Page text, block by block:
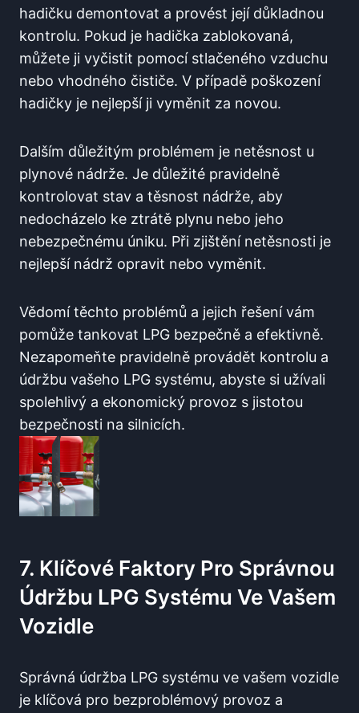
‍hadičku demontovat a provést její důkladnou
kontrolu. Pokud je hadička​ zablokovaná,
můžete​ ji vyčistit pomocí stlačeného vzduchu
nebo vhodného čističe. V případě poškození
hadičky je nejlepší ji vyměnit za novou.
Dalším důležitým problémem je netěsnost⁤ u
plynové nádrže. Je důležité pravidelně
kontrolovat‌ stav a těsnost nádrže, aby
⁤nedocházelo ke ztrátě plynu nebo jeho
nebezpečnému úniku. Při zjištění netěsnosti je
nejlepší nádrž ‍opravit nebo vyměnit.
Vědomí těchto problémů a jejich řešení vám
pomůže tankovat LPG bezpečně a efektivně.
Nezapomeňte ‌pravidelně provádět kontrolu a
údržbu vašeho LPG systému, ⁢abyste si užívali
‍spolehlivý a ‌ekonomický ‍provoz s ‍jistotou
bezpečnosti na silnicích.
7. Klíčové Faktory Pro Správnou
Údržbu LPG ‍systému Ve Vašem
Vozidle
Správná údržba ​LPG systému ve ⁣vašem vozidle
je klíčová pro bezproblémový provoz ​a